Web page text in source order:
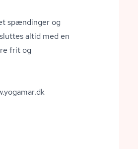
spændinger og
altid med en
frit og